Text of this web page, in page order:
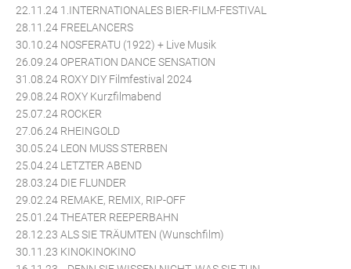
22.11.24 1.INTERNATIONALES BIER-FILM-FESTIVAL
28.11.24 FREELANCERS
30.10.24 NOSFERATU (1922) + Live Musik
26.09.24 OPERATION DANCE SENSATION
31.08.24 ROXY DIY Filmfestival 2024
29.08.24 ROXY Kurzfilmabend
25.07.24 ROCKER
27.06.24 RHEINGOLD
30.05.24 LEON MUSS STERBEN
25.04.24 LETZTER ABEND
28.03.24 DIE FLUNDER
29.02.24 REMAKE, REMIX, RIP-OFF
25.01.24 THEATER REEPERBAHN
28.12.23 ALS SIE TRÄUMTEN (Wunschfilm)
30.11.23 KINOKINOKINO